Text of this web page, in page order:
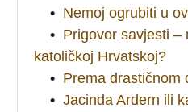
• Nemoj ogrubiti u
• Prigovor savjesti –
katoličkoj Hrvatskoj?
• Prema drastičnom
• Jacinda Ardern ili